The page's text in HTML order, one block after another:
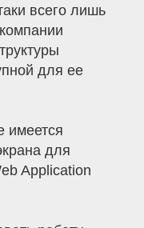
всего лишь
для ее
имеется
для
Application